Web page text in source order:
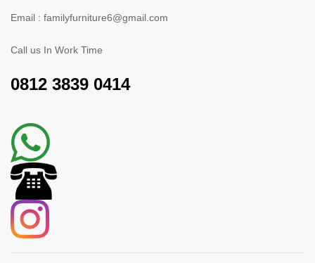
Email : familyfurniture6@gmail.com
Call us In Work Time
0812 3839 0414